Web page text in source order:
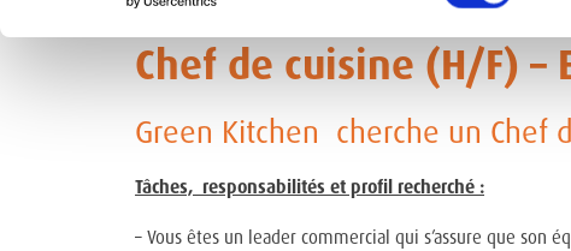
Chef de cuisine (H/F) –
Green Kitchen cherche un Chef
Tâches, responsabilités et profil recherché :
– Vous êtes un leader commercial qui s’assure que